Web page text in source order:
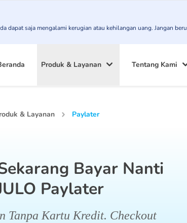
dapat saja mengalami kerugian atau kehilangan uang. Jangan
Produk & Layanan Tentang Kami
& Layanan Paylater
Bayar Nanti
Paylater
Tanpa Kartu Kredit. Checkout